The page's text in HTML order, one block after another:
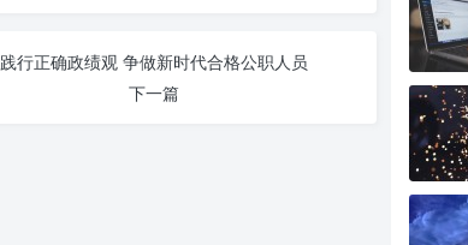
践行正确政绩观 争做新时代合格公职人员
下一篇